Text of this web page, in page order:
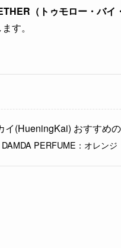
（トゥモロー・バイ
す。
イ(HueningKai) おすすめ
PERFUME：オレンジ